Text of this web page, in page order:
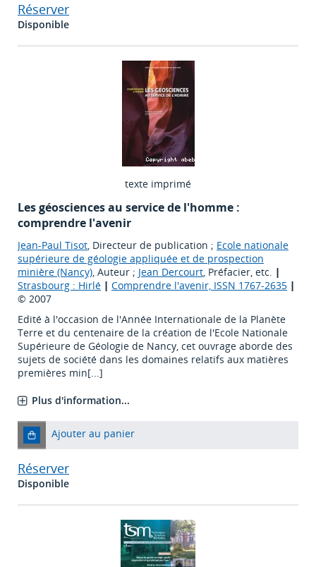
Réserver
Disponible
texte imprimé
Les géosciences au service de l'homme :
comprendre l'avenir
Jean-Paul Tisot, Directeur de publication ; Ecole nationale
supérieure de géologie appliquée et de prospection
minière (Nancy), Auteur ; Jean Dercourt, Préfacier, etc. |
Strasbourg : Hirlé | Comprendre l'avenir, ISSN 1767-2635 |
© 2007
Edité à l'occasion de l'Année Internationale de la Planète
Terre et du centenaire de la création de l'Ecole Nationale
Supérieure de Géologie de Nancy, cet ouvrage aborde des
sujets de société dans les domaines relatifs aux matières
premières min[...]
Plus d'information...
Ajouter au panier
Réserver
Disponible